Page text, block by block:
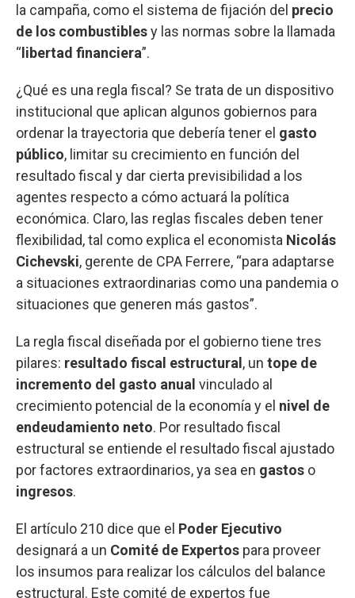
la campaña, como el sistema de fijación del precio
de los combustiblesy las normas sobre la llamada
“ libertad financiera”.
¿Qué es una regla fiscal? Se trata de un dispositivo
institucional que aplican algunos gobiernos para
ordenar la trayectoria que debería tener el gasto
público, limitar su crecimiento en función del
resultado fiscal y dar cierta previsibilidad a los
agentes respecto a cómo actuará la política
económica. Claro, las reglas fiscales deben tener
flexibilidad, tal como explica el economista Nicolás
Cichevski, gerente de CPA Ferrere, “para adaptarse
a situaciones extraordinarias como una pandemia o
situaciones que generen más gastos”.
La regla fiscal diseñada por el gobierno tiene tres
pilares: resultado fiscal estructural , un tope de
incremento del gasto anual vinculado al
crecimiento potencial de la economía y el nivel de
endeudamiento neto. Por resultado fiscal
estructural se entiende el resultado fiscal ajustado
por factores extraordinarios, ya sea en gastos o
ingresos.
El artículo 210 dice que el Poder Ejecutivo
designará a un Comité de Expertos para proveer
los insumos para realizar los cálculos del balance
estructural. Este comité de expertos fue